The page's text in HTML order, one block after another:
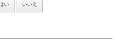
い いいえ